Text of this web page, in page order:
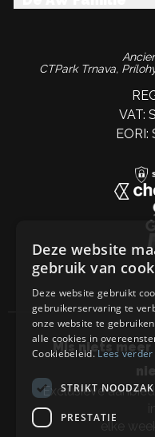
CTPark Trnava,
VAT:
EORI:
Mis niets meer
Exclusieve
elke
Deze website
gebruik van
Deze website gebruikt
gebruikerservaring te
onze website te
alle cookies in
Cookiebeleid.Lees verder
STRIKT
PRESTATIE